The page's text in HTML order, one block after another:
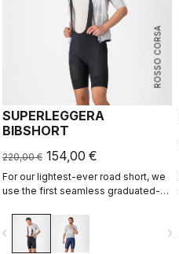
ROSSO CORSA
SUPERLEGGERA
BIBSHORT
220,00 € 154,00 €
For our lightest-ever road short, we
use the first seamless graduated-
make a short that's both impossibly
light and cool yet supportive for the
longest rides.
navigate_next